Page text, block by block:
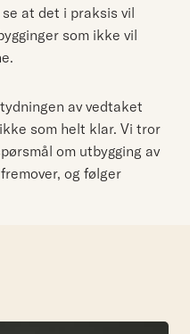
at det i praksis vil
som ikke vil
av vedtaket
som helt klar. Vi tror
om utbygging av
og følger